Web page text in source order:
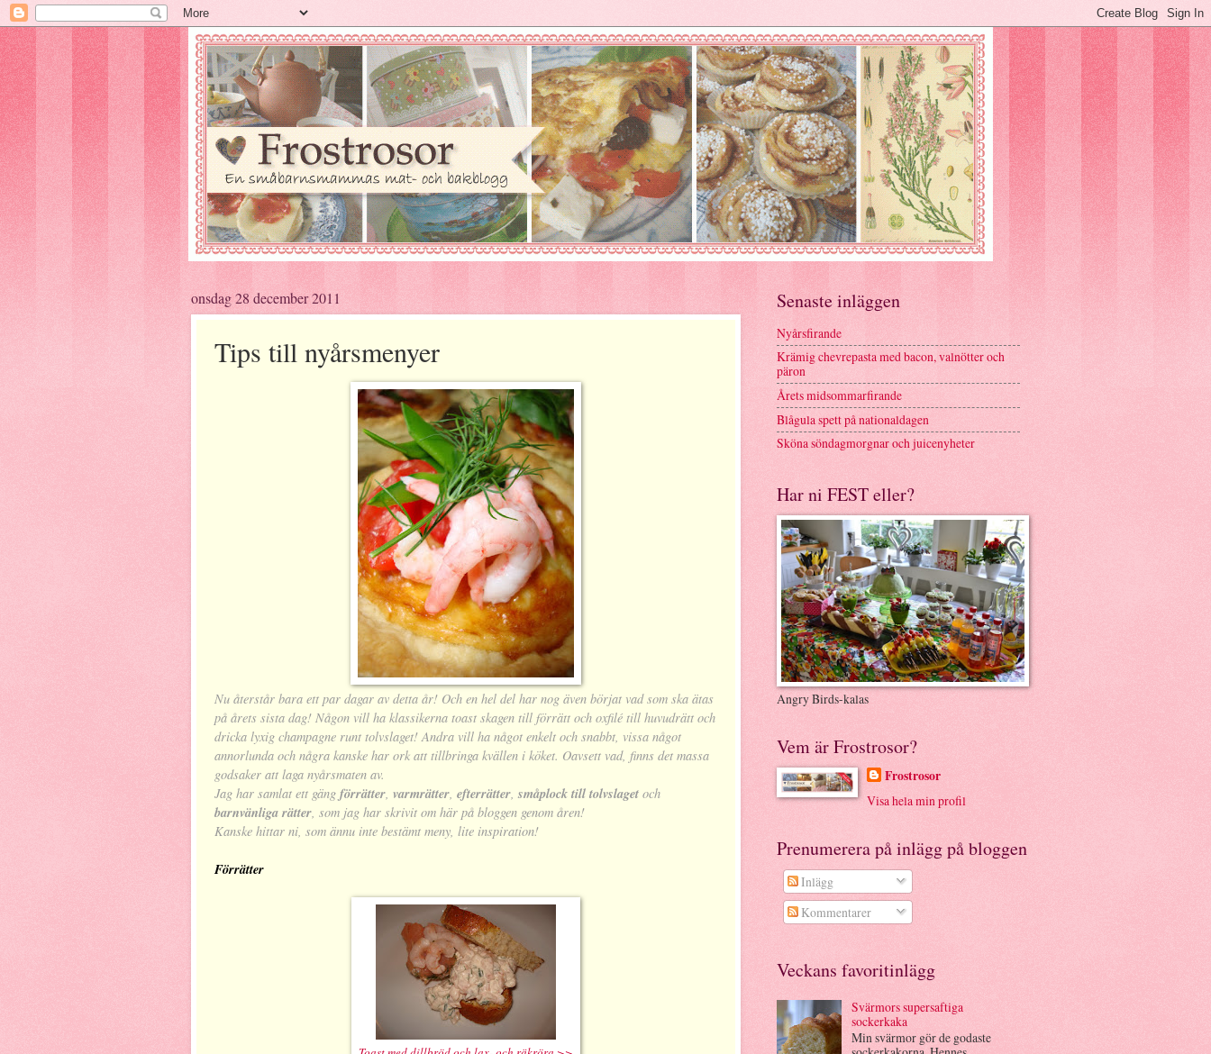
onsdag 28 december 2011
Tips till nyårsmenyer
Nu återstår bara ett par dagar av detta år! Och en hel del har nog även börjat vad som ska ätas
på årets sista dag! Någon vill ha klassikerna toast skagen till förrätt och oxfilé till huvudrätt och
dricka lyxig champagne runt tolvslaget! Andra vill ha något enkelt och snabbt, vissa något
annorlunda och några kanske har ork att tillbringa kvällen i köket. Oavsett vad, finns det massa
godsaker att laga nyårsmaten av.
Jag har samlat ett gäng förrätter varmrätter efterrätter småplock till tolvslaget och
barnvänliga rätter , som jag har skrivit om här på bloggen genom åren!
Kanske hittar ni, som ännu inte bestämt meny, lite inspiration!
Förrätter
Senaste inläggen
Nyårsfirande
Krämig chevrepasta med bacon, valnötter och
päron
Årets midsommarfirande
Blågula spett på nationaldagen
Sköna söndagmorgnar och juicenyheter
Har ni FEST eller?
Angry Birds-kalas
Vem är Frostrosor?
Frostrosor
Visa hela min profil
Prenumerera på inlägg på bloggen
Inlägg
Kommentarer
Veckans favoritinlägg
Svärmors supersaftiga
sockerkaka
Min svärmor gör de godaste